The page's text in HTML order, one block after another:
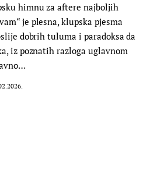
himnu za aftere najboljih
je plesna, klupska pjesma
dobrih tuluma i paradoksa da
iz poznatih razloga uglavnom